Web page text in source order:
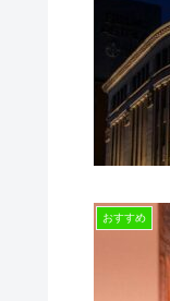
おすすめ